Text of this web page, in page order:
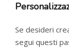
Se desideri
segui questi